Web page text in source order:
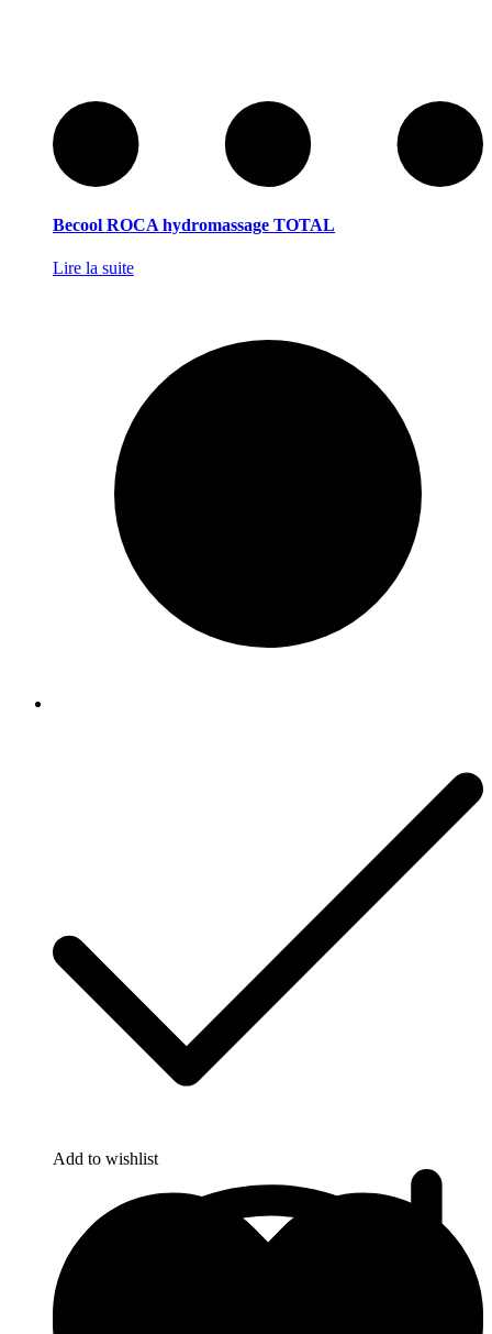
Becool ROCA hydromassage TOTAL
Lire la suite
Add to wishlist